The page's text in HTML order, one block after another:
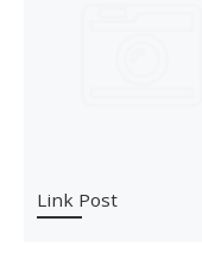
Link Post